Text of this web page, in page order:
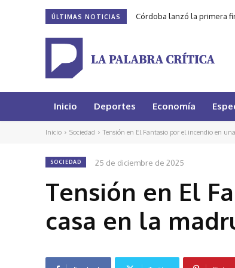
ÚLTIMAS NOTICIAS Córdoba lanzó la primera
Inicio Deportes Economía
Inicio Sociedad Tensión en El Fantasio por el incendio en una
SOCIEDAD 25 de diciembre de 2025
Tensión en El
casa en la